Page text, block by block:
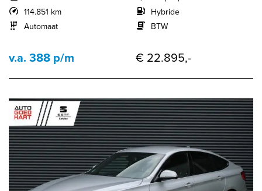
114.851 km
Automaat
Hybride
BTW
v.a. 388 p/m € 22.895,-